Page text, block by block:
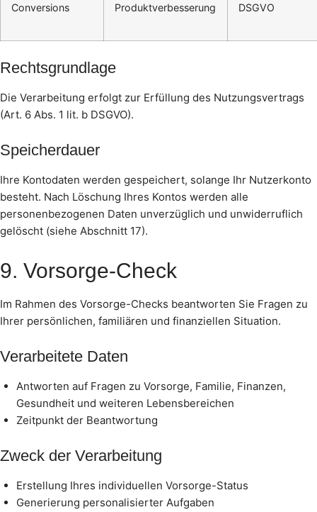
Conversions
Produktverbesserung
DSGVO
Rechtsgrundlage
Die Verarbeitung erfolgt zur Erfüllung des Nutzungsvertrags
(Art. 6 Abs. 1 lit. b DSGVO).
Speicherdauer
Ihre Kontodaten werden gespeichert, solange Ihr Nutzerkonto
besteht. Nach Löschung Ihres Kontos werden alle
personenbezogenen Daten unverzüglich und unwiderruflich
gelöscht (siehe Abschnitt 17).
9. Vorsorge-Check
Im Rahmen des Vorsorge-Checks beantworten Sie Fragen zu
Ihrer persönlichen, familiären und finanziellen Situation.
Verarbeitete Daten
Antworten auf Fragen zu Vorsorge, Familie, Finanzen,
Gesundheit und weiteren Lebensbereichen
Zeitpunkt der Beantwortung
Zweck der Verarbeitung
Erstellung Ihres individuellen Vorsorge-Status
Generierung personalisierter Aufgaben